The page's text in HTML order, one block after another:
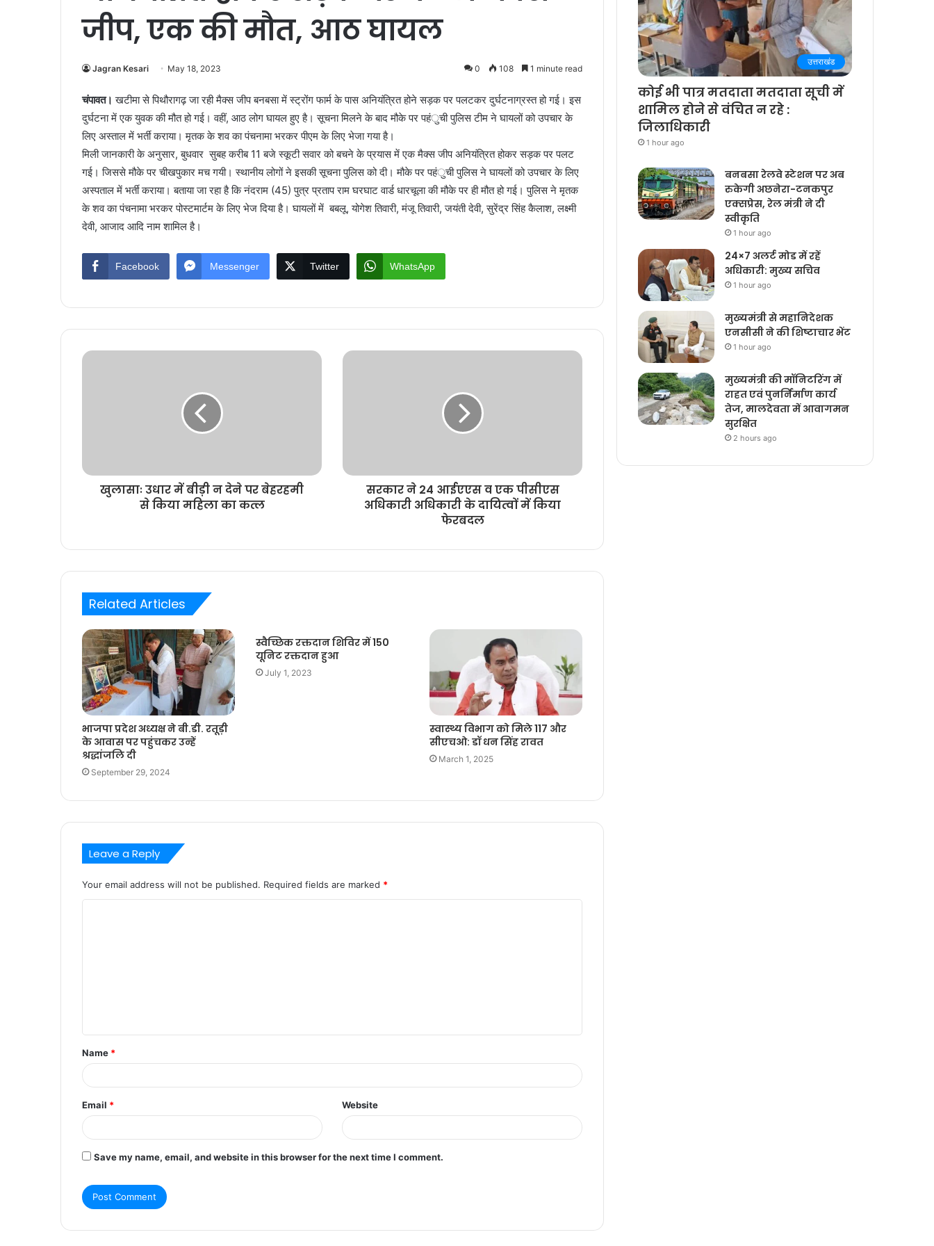
जीप, एक की मौत, आठ घायल
Jagran Kesari May 18, 2023 0 108 1 minute read
चंपावत। खटीमा से पिथौरागढ़ जा रही मैक्स जीप बनबसा में स्ट्रोंग फार्म के पास अनियंत्रित होने सड़क पर पलटकर दुर्घटनाग्रस्त हो गई। इस
दुर्घटना में एक युवक की मौत हो गई। वहीं, आठ लोग घायल हुए है। सूचना मिलने के बाद मौके पर पहंुची पुलिस टीम ने घायलों को उपचार के
लिए अस्ताल में भर्ती कराया। मृतक के शव का पंचनामा भरकर पीएम के लिए भेजा गया है।
मिली जानकारी के अनुसार, बुधवार सुबह करीब 11 बजे स्कूटी सवार को बचने के प्रयास में एक मैक्स जीप अनियंत्रित होकर सड़क पर पलट
गई। जिससे मौके पर चीखपुकार मच गयी। स्थानीय लोगों ने इसकी सूचना पुलिस को दी। मौके पर पहंुची पुलिस ने घायलों को उपचार के लिए
अस्पताल में भर्ती कराया। बताया जा रहा है कि नंदराम (45) पुत्र प्रताप राम घरघाट वार्ड धारचूला की मौके पर ही मौत हो गई। पुलिस ने मृतक
के शव का पंचनामा भरकर पोस्टमार्टम के लिए भेज दिया है। घायलों में बबलू, योगेश तिवारी, मंजू तिवारी, जयंती देवी, सुरेंद्र सिंह कैलाश, लक्ष्मी
देवी, आजाद आदि नाम शामिल है।
Facebook Messenger Twitter WhatsApp
खुलासाः उधार में बीड़ी न देने पर बेहरहमी
से किया महिला का कत्ल
सरकार ने 24 आईएएस व एक पीसीएस
अधिकारी अधिकारी के दायित्वों में किया
फेरबदल
Related Articles
भाजपा प्रदेश अध्यक्ष ने बी.डी. रतूड़ी
के आवास पर पहुंचकर उन्हें
श्रद्धांजलि दी
September 29, 2024
स्वैच्छिक रक्तदान शिविर में 150
यूनिट रक्तदान हुआ
July 1, 2023
स्वास्थ्य विभाग को मिले 117 और
सीएचओ: डॉ धन सिंह रावत
March 1, 2025
Leave a Reply
Your email address will not be published. Required fields are marked *
t
*
Name *
Email * Website
Save my name, email, and website in this browser for the next time I comment.
उत्तराखंड
कोई भी पात्र मतदाता मतदाता सूची में
शामिल होने से वंचित न रहे :
जिलाधिकारी
1 hour ago
बनबसा रेलवे स्टेशन पर अब
रुकेगी अछनेरा-टनकपुर
एक्सप्रेस, रेल मंत्री ने दी
स्वीकृति
1 hour ago
24×7 अलर्ट मोड में रहें
अधिकारी: मुख्य सचिव
1 hour ago
मुख्यमंत्री से महानिदेशक
एनसीसी ने की शिष्टाचार भेंट
1 hour ago
मुख्यमंत्री की मॉनिटरिंग में
राहत एवं पुनर्निर्माण कार्य
तेज, मालदेवता में आवागमन
सुरक्षित
2 hours ago